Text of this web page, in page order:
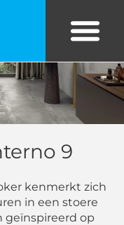
9
kenmerkt zich
in een stoere
geïnspireerd op